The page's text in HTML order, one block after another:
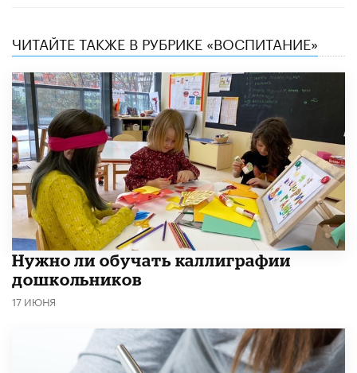
ЧИТАЙТЕ ТАКЖЕ В РУБРИКЕ «ВОСПИТАНИЕ»
Нужно ли обучать каллиграфии
дошкольников
17 ИЮНЯ